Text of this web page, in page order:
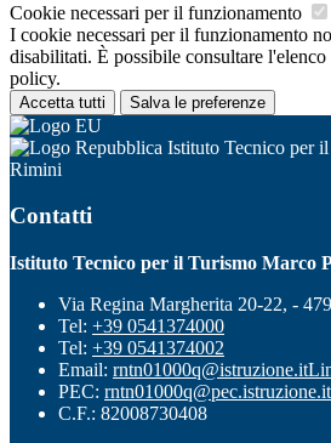
Cookie necessari per il funzionamento
I cookie necessari per il funzionamento
disabilitati. È possibile consultare
policy.
Accetta tutti Salva le preferenze
Istituto Tecnico per
Rimini
Contatti
Istituto Tecnico per il Turismo Marco
Via Regina Margherita 20-22, -
Tel: +39 0541374000
Tel: +39 0541374002
Email: rntn01000q@istruzione.it
PEC: rntn01000q@pec.istruzione.it
C.F.: 82008730408